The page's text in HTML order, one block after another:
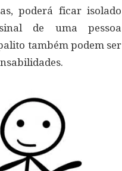
poderá ficar isolado
de uma pessoa
também podem ser